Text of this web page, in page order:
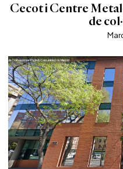
Cecot i Centre
de